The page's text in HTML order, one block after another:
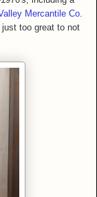
Mercantile Co.
too great to not